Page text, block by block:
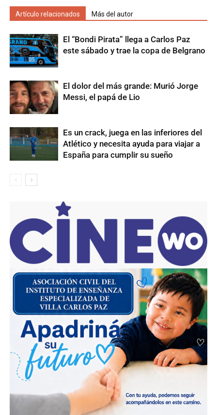
Artículo relacionados Más del autor
El “Bondi Pirata” llega a Carlos Paz
este sábado y trae la copa de Belgrano
El dolor del más grande: Murió Jorge
Messi, el papá de Lio
Es un crack, juega en las inferiores del
Atlético y necesita ayuda para viajar a
España para cumplir su sueño